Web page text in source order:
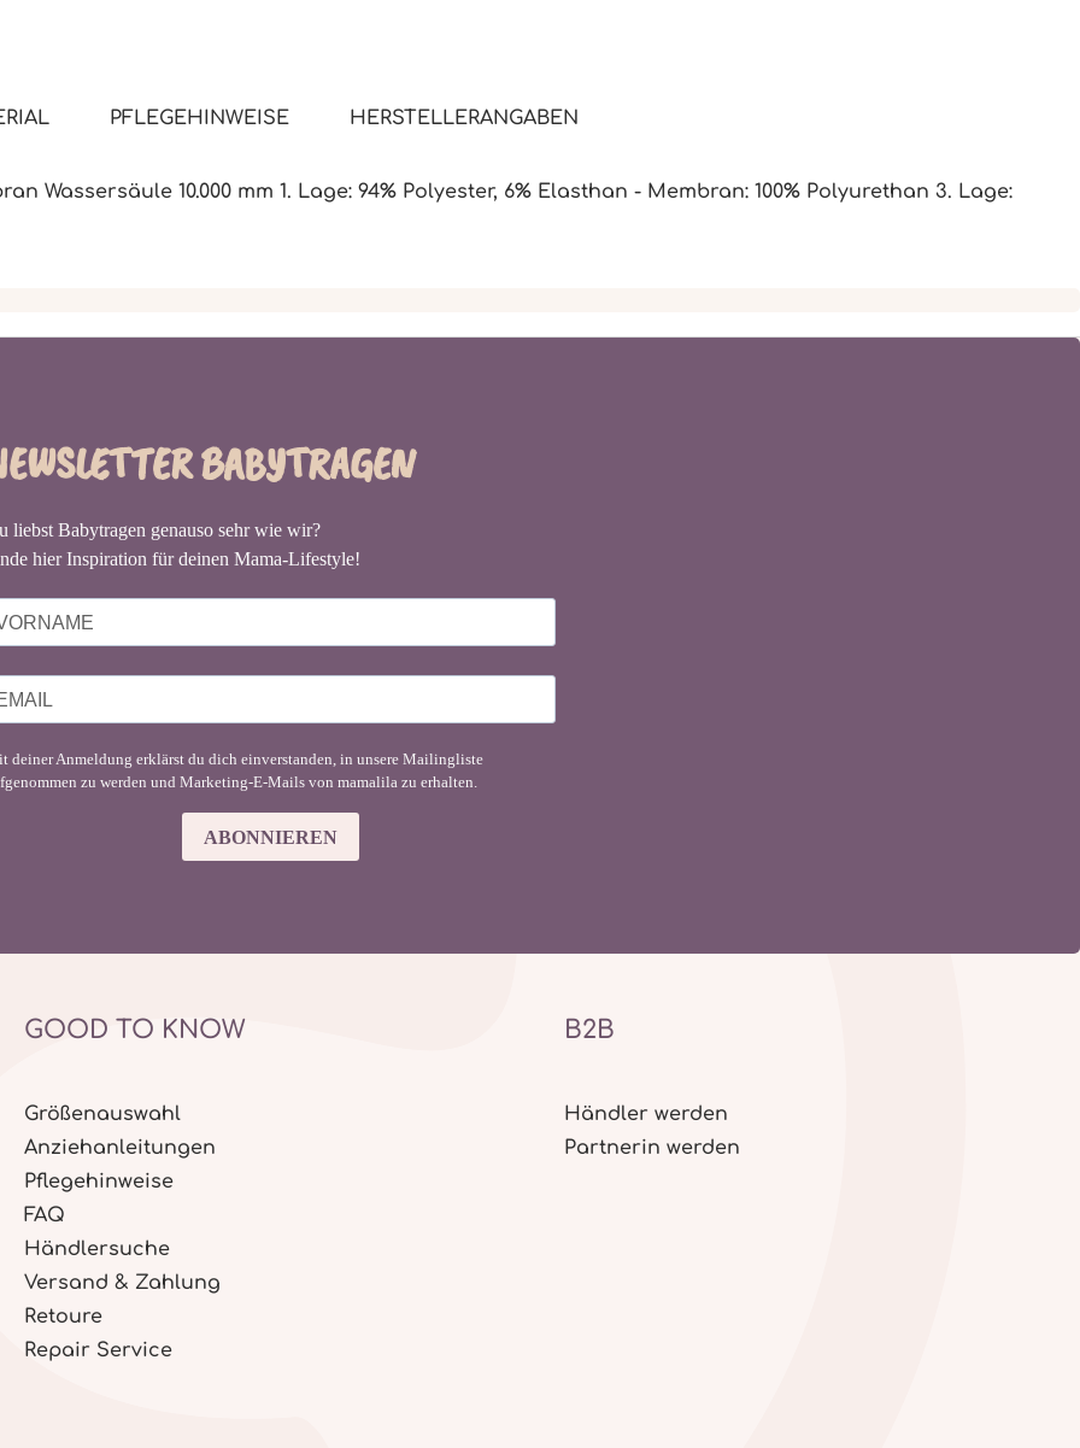
PFLEGEHINWEISE HERSTELLERANGABEN
10.000 mm 1. Lage: 94% Polyester, 6% Elasthan - Membran: 100% Polyurethan 3. Lage:
BABYTRAGEN
liebst Babytragen genauso sehr wie wir?
hier Inspiration für deinen Mama-Lifestyle!
deiner Anmeldung erklärst du dich einverstanden, in unsere Mailingliste
zu werden und Marketing-E-Mails von mamalila zu erhalten.
ABONNIEREN
GOOD TO KNOW
Größenauswahl
Anziehanleitungen
Pflegehinweise
FAQ
Händlersuche
Versand & Zahlung
Retoure
Repair Service
B2B
Händler werden
Partnerin werden